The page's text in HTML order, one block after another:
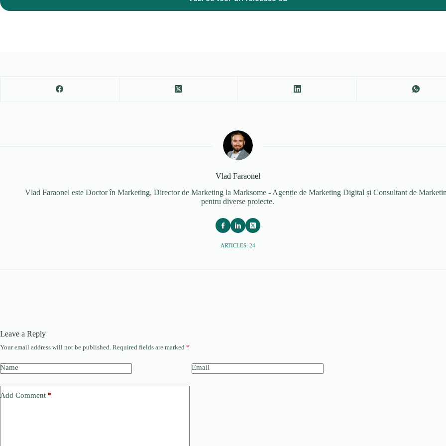
Vlad Faraonel
Vlad Faraonel este Doctor în Marketing, Director de Marketing la Marksome - Agenție de Marketing Digital și Consultant de
pentru diverse proiecte.
ARTICLES: 24
Leave a Reply
Your email address will not be published. Required fields are marked *
Name Email
Add Comment *